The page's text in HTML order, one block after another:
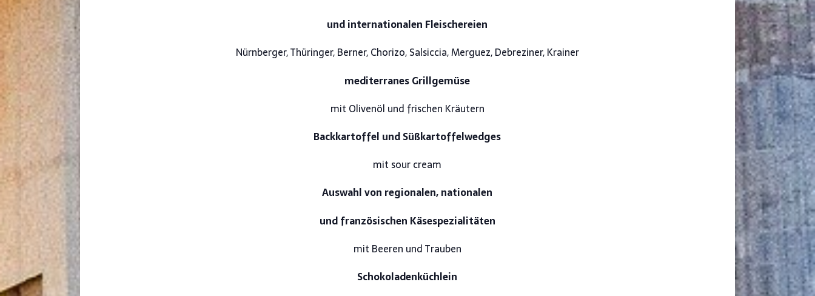
und internationalen Fleischereien
Nürnberger, Thüringer, Berner, Chorizo, Salsiccia, Merguez, Debreziner, Krainer
mediterranes Grillgemüse
mit Olivenöl und frischen Kräutern
Backkartoffel und Süßkartoffelwedges
mit sour cream
Auswahl von regionalen, nationalen
und französischen Käsespezialitäten
mit Beeren und Trauben
Schokoladenküchlein